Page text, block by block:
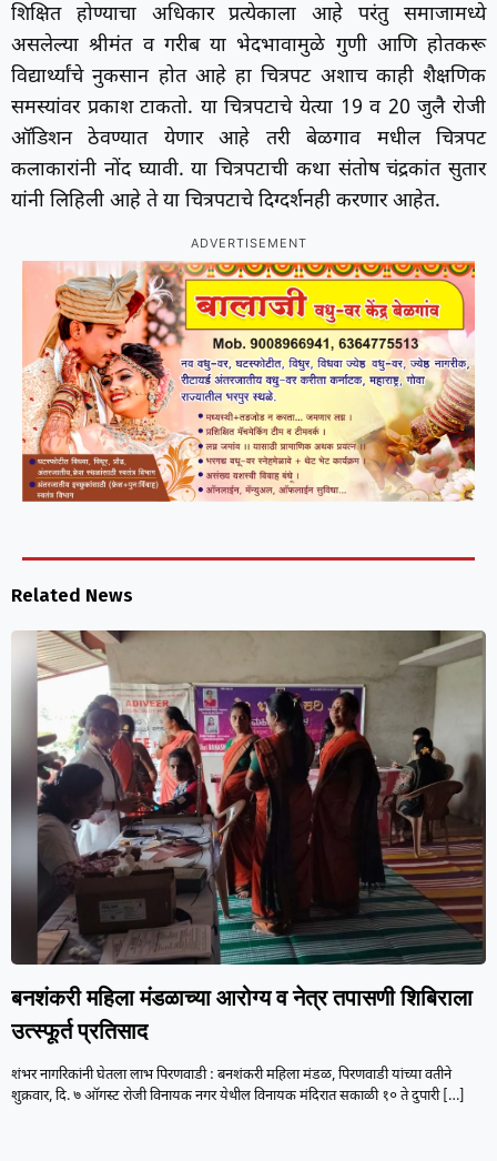
शिक्षित होण्याचा अधिकार प्रत्येकाला आहे परंतु समाजामध्ये
असलेल्या श्रीमंत व गरीब या भेदभावामुळे गुणी आणि होतकरू
विद्यार्थ्यांचे नुकसान होत आहे हा चित्रपट अशाच काही शैक्षणिक
समस्यांवर प्रकाश टाकतो. या चित्रपटाचे येत्या 19 व 20 जुलै रोजी
ऑडिशन ठेवण्यात येणार आहे तरी बेळगाव मधील चित्रपट
कलाकारांनी नोंद घ्यावी. या चित्रपटाची कथा संतोष चंद्रकांत सुतार
यांनी लिहिली आहे ते या चित्रपटाचे दिग्दर्शनही करणार आहेत.
ADVERTISEMENT
Related News
बनशंकरी महिला मंडळाच्या आरोग्य व नेत्र तपासणी शिबिराला
उत्स्फूर्त प्रतिसाद
शंभर नागरिकांनी घेतला लाभ पिरणवाडी : बनशंकरी महिला मंडळ, पिरणवाडी यांच्या वतीने
शुक्रवार, दि. ७ ऑगस्ट रोजी विनायक नगर येथील विनायक मंदिरात सकाळी १० ते दुपारी[…]